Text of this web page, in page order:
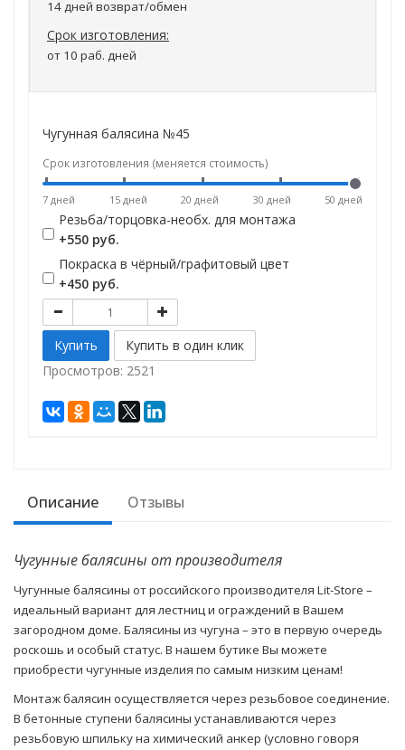
14 дней возврат/обмен
Срок изготовления:
от 10 раб. дней
Чугунная балясина №45
Срок изготовления (меняется стоимость)
7 дней 15 дней 20 дней 30 дней 50 дней
Резьба/торцовка-необх. для монтажа
+550 руб.
Покраска в чёрный/графитовый цвет
+450 руб.
Просмотров: 2521
Описание Отзывы
Чугунные балясины от производителя
Чугунные балясины от российского производителя Lit-Store –
идеальный вариант для лестниц и ограждений в Вашем
загородном доме. Балясины из чугуна – это в первую очередь
роскошь и особый статус. В нашем бутике Вы можете
приобрести чугунные изделия по самым низким ценам!
Монтаж балясин осуществляется через резьбовое соединение.
В бетонные ступени балясины устанавливаются через
резьбовую шпильку на химический анкер (условно говоря